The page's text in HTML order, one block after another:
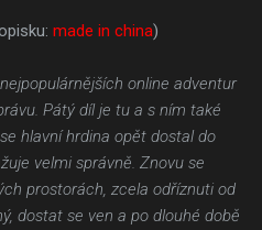
made in china)
online adventur
Pátý díl je tu a s ním také
hlavní hrdina opět dostal do
velmi správně. Znovu se
prostorách, zcela odříznuti od
dostat se ven a po dlouhé době